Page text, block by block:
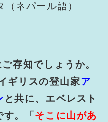
（ネパール語）
存知でしょうか。
ギリスの登山家ア
と共に、エベレスト
。「 そこに山があ